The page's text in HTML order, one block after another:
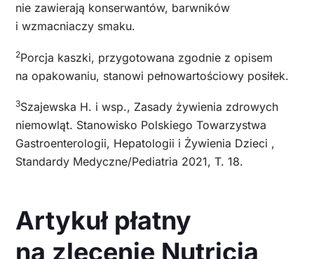
nie zawierają konserwantów, barwników
i wzmacniaczy smaku.
2Porcja kaszki, przygotowana zgodnie z opisem
na opakowaniu, stanowi pełnowartościowy posiłek.
3Szajewska H. i wsp., Zasady żywienia zdrowych
niemowląt. Stanowisko Polskiego Towarzystwa
Gastroenterologii, Hepatologii i Żywienia Dzieci ,
Standardy Medyczne/Pediatria 2021, T. 18.
Artykuł płatny
na zlecenie Nutricia